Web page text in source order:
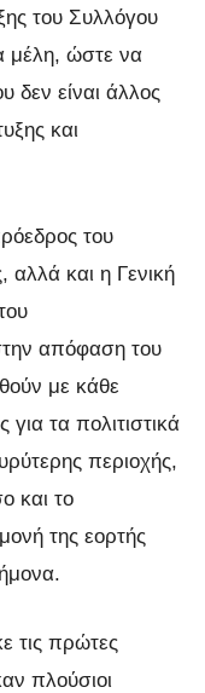
του Συλλόγου
μέλη, ώστε να
δεν είναι άλλος
και
του
και η Γενική
απόφαση του
με κάθε
τα πολιτιστικά
περιοχής,
και το
της εορτής
τις πρώτες
πλούσιοι